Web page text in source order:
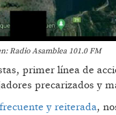
Radio Asamblea 101.0 FM
primer línea de
precarizados y
frecuente y reiterada,